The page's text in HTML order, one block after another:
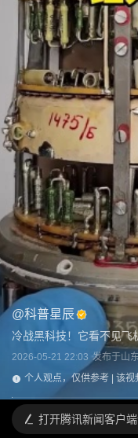
@科普星辰
冷战黑科技！它看不见飞
2026-05-21 22:03 发布于山东
个人观点，仅供参考 | 该
打开腾讯新闻客户